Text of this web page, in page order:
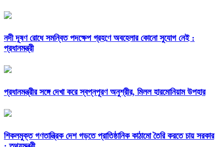
নদী দূষণ রোধে সমন্বিত পদক্ষেপ গ্রহণে অবহেলার কোনো সুযোগ নেই :
প্রধানমন্ত্রী
প্রধানমন্ত্রীর সঙ্গে দেখা করে স্বপ্নপূরণ অনুশ্রীর, মিলল হারমোনিয়াম উপহার
শিকলমুক্ত গণতান্ত্রিক দেশ গড়তে প্রাতিষ্ঠানিক কাঠামো তৈরি করতে চায় সরকার